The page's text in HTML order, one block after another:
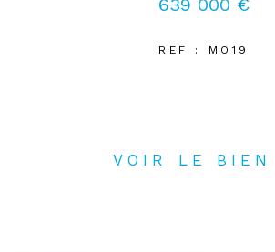
REF : MO19
VOIR LE BIEN